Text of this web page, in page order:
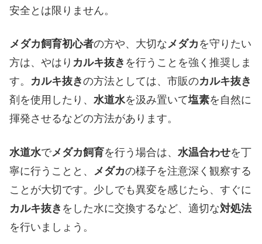
安全とは限りません。
メダカ飼育初心者の方や、大切なメダカ を守りたい
方は、やはり カルキ抜き を行うことを強く推奨しま
す。 カルキ抜きの方法としては、市販のカルキ抜き
剤を使用したり、 水道水を汲み置いて塩素を自然に
揮発させるなどの方法があります。
水道水でメダカ飼育を行う場合は、 水温合わせを丁
寧に行うことと、
メダカの様子を注意深く観察する
ことが大切です。少しでも異変を感じたら、すぐに
カルキ抜き をした水に交換するなど、適切な対処法
を行いましょう。